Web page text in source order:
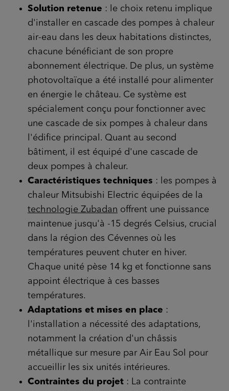
Solution retenue : le choix retenu implique
d'installer en cascade des pompes à chaleur
air-eau dans les deux habitations distinctes,
chacune bénéficiant de son propre
abonnement électrique. De plus, un système
photovoltaïque a été installé pour alimenter
en énergie le château. Ce système est
spécialement conçu pour fonctionner avec
une cascade de six pompes à chaleur dans
l'édifice principal. Quant au second
bâtiment, il est équipé d'une cascade de
deux pompes à chaleur.
Caractéristiques techniques : les pompes à
chaleur Mitsubishi Electric équipées de la
technologie Zubadan offrent une puissance
maintenue jusqu'à -15 degrés Celsius, crucial
dans la région des Cévennes où les
températures peuvent chuter en hiver.
Chaque unité pèse 14 kg et fonctionne sans
appoint électrique à ces basses
températures.
Adaptations et mises en place :
l'installation a nécessité des adaptations,
notamment la création d'un châssis
métallique sur mesure par Air Eau Sol pour
accueillir les six unités intérieures.
Contraintes du projet : La contrainte